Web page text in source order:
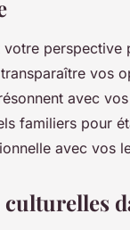
perspective
vos
avec
familiers pour
avec vos
culturelles